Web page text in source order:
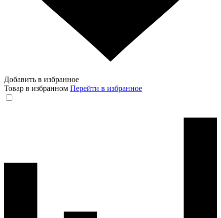
Добавить в избранное
Товар в избранном Перейти в избранное